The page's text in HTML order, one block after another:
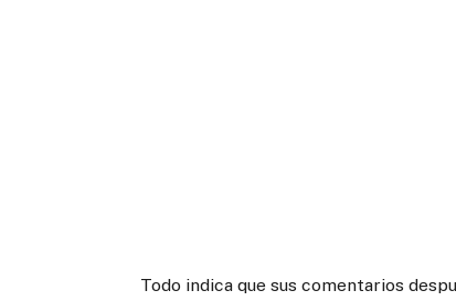
Todo indica que sus comentarios